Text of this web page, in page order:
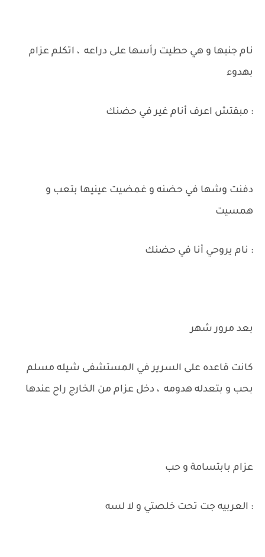
نام جنبها و هي حطيت رأسها على دراعه ، اتكلم عزام
بهدوء
: مبقتش اعرف أنام غير في حضنك
دفنت وشها في حضنه و غمضيت عينيها بتعب و
همسيت
: نام يروحي أنا في حضنك
بعد مرور شهر
كانت قاعده على السرير في المستشفى شيله مسلم
بحب و بتعدله هدومه ، دخل عزام من الخارج راح عندها
عزام بابتسامة و حب
: العربيه جت تحت خلصتي و لا لسه